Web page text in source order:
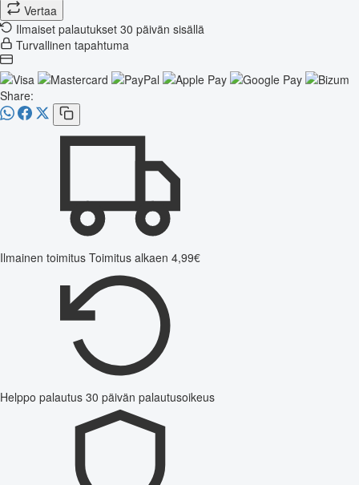
Vertaa
Ilmaiset palautukset 30 päivän sisällä
Turvallinen tapahtuma
Share:
Ilmainen toimitus Toimitus alkaen 4,99€
Helppo palautus 30 päivän palautusoikeus